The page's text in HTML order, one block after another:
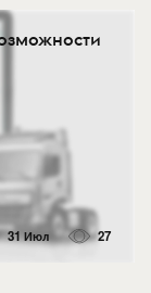
31 Июл 27